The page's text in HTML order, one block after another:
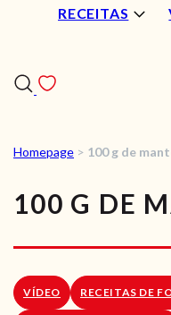
RECEITAS
Homepage > 100 g de
100 G DE
VÍDEO RECEITAS DE